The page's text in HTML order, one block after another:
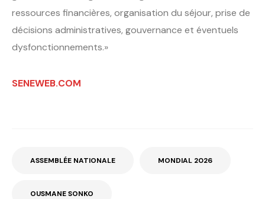
ressources financières, organisation du séjour, prise de
décisions administratives, gouvernance et éventuels
dysfonctionnements.»
SENEWEB.COM
ASSEMBLÉE NATIONALE MONDIAL 2026
OUSMANE SONKO